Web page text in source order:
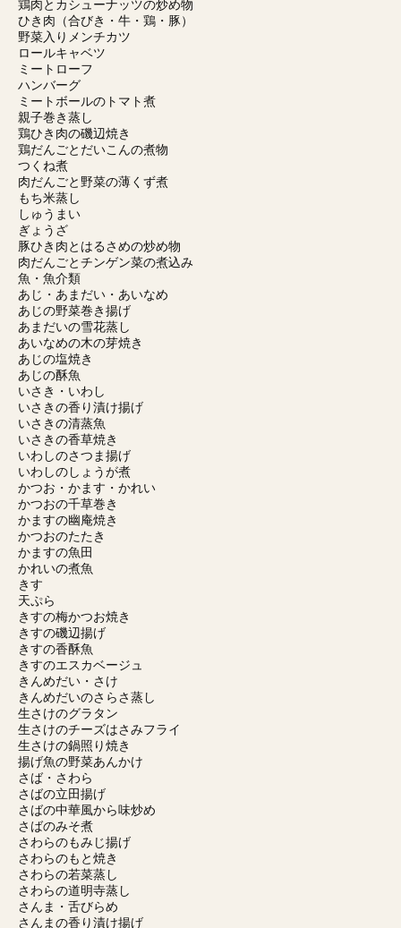
鶏肉とカシューナッツの炒め物
ひき肉（合びき・牛・鶏・豚）
野菜入りメンチカツ
ロールキャベツ
ミートローフ
ハンバーグ
ミートボールのトマト煮
親子巻き蒸し
鶏ひき肉の磯辺焼き
鶏だんごとだいこんの煮物
つくね煮
肉だんごと野菜の薄くず煮
もち米蒸し
しゅうまい
ぎょうざ
豚ひき肉とはるさめの炒め物
肉だんごとチンゲン菜の煮込み
魚・魚介類
あじ・あまだい・あいなめ
あじの野菜巻き揚げ
あまだいの雪花蒸し
あいなめの木の芽焼き
あじの塩焼き
あじの酥魚
いさき・いわし
いさきの香り漬け揚げ
いさきの清蒸魚
いさきの香草焼き
いわしのさつま揚げ
いわしのしょうが煮
かつお・かます・かれい
かつおの千草巻き
かますの幽庵焼き
かつおのたたき
かますの魚田
かれいの煮魚
きす
天ぷら
きすの梅かつお焼き
きすの磯辺揚げ
きすの香酥魚
きすのエスカベージュ
きんめだい・さけ
きんめだいのさらさ蒸し
生さけのグラタン
生さけのチーズはさみフライ
生さけの鍋照り焼き
揚げ魚の野菜あんかけ
さば・さわら
さばの立田揚げ
さばの中華風から味炒め
さばのみそ煮
さわらのもみじ揚げ
さわらのもと焼き
さわらの若菜蒸し
さわらの道明寺蒸し
さんま・舌びらめ
さんまの香り漬け揚げ